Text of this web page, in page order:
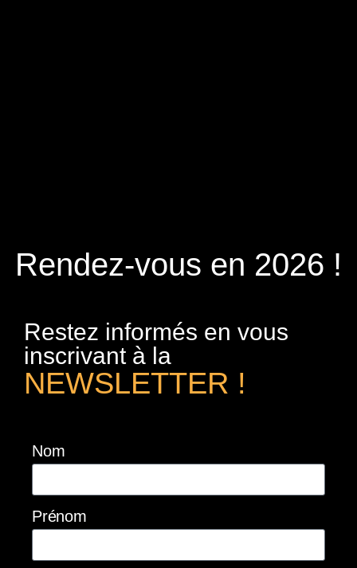
Rendez-vous en 2026 !
Restez informés en vous
inscrivant à la
NEWSLETTER !
Nom
Prénom